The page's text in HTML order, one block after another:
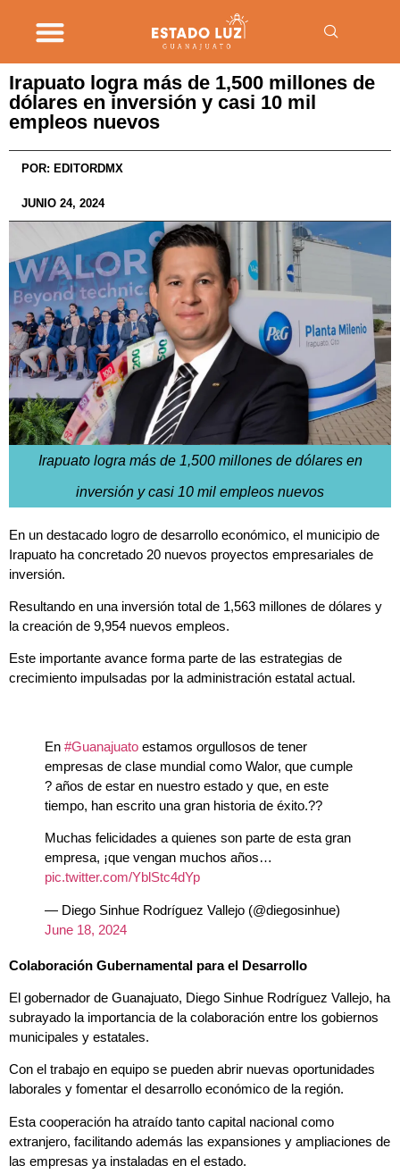
Irapuato logra más de 1,500 millones de
dólares en inversión y casi 10 mil
empleos nuevos
POR: EDITORDMX
JUNIO 24, 2024
Irapuato logra más de 1,500 millones de dólares en
inversión y casi 10 mil empleos nuevos
En un destacado logro de desarrollo económico, el municipio de
Irapuato ha concretado 20 nuevos proyectos empresariales de
inversión.
Resultando en una inversión total de 1,563 millones de dólares y
la creación de 9,954 nuevos empleos.
Este importante avance forma parte de las estrategias de
crecimiento impulsadas por la administración estatal actual.
En #Guanajuato estamos orgullosos de tener
empresas de clase mundial como Walor, que cumple
? años de estar en nuestro estado y que, en este
tiempo, han escrito una gran historia de éxito.??
Muchas felicidades a quienes son parte de esta gran
empresa, ¡que vengan muchos años…
pic.twitter.com/YblStc4dYp
— Diego Sinhue Rodríguez Vallejo (@diegosinhue)
June 18, 2024
Colaboración Gubernamental para el Desarrollo
El gobernador de Guanajuato, Diego Sinhue Rodríguez Vallejo, ha
subrayado la importancia de la colaboración entre los gobiernos
municipales y estatales.
Con el trabajo en equipo se pueden abrir nuevas oportunidades
laborales y fomentar el desarrollo económico de la región.
Esta cooperación ha atraído tanto capital nacional como
extranjero, facilitando además las expansiones y ampliaciones de
las empresas ya instaladas en el estado.